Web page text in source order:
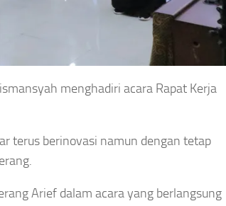
menghadiri acara Rapat Kerja
terus berinovasi namun dengan tetap
Arief dalam acara yang berlangsung